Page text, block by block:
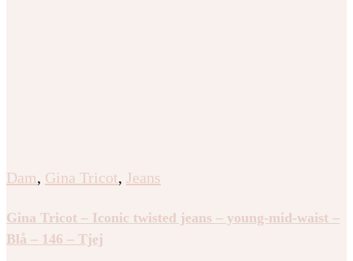
Dam, Gina Tricot, Jeans
Gina Tricot – Iconic twisted jeans – young-mid-waist –
Blå – 146 – Tjej